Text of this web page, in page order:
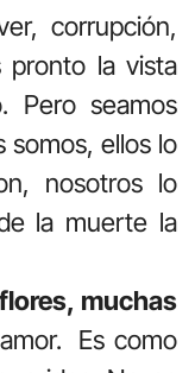
corrupción,
pronto la vista
Pero seamos
somos, ellos lo
nosotros lo
la muerte la
muchas
Es como